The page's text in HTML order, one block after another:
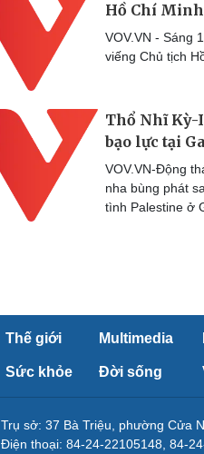
Hồ Chí Minh
VOV.VN - Sáng
viếng Chủ tịch
Thổ Nhĩ Kỳ-
bạo lực tại
VOV.VN-Động
nha bùng phát
tình Palestine ở
Thế giới Multimedia
Sức khỏe Đời sống
Trụ sở: 37 Bà Triệu, phường Cửa
Điện thoại: 84-24-22105148, 84-